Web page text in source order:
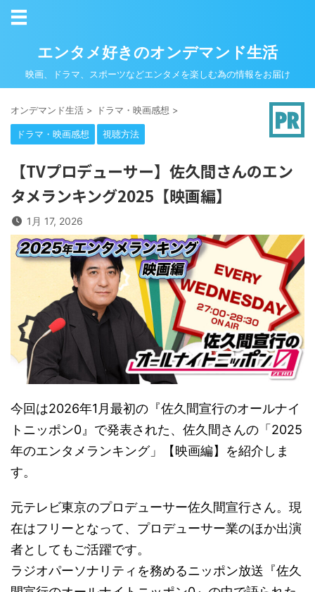
エンタメ好きのオンデマンド生活
映画、ドラマ、スポーツなどエンタメを楽しむ為の情報をお届け
オンデマンド生活 > ドラマ・映画感想 >
ドラマ・映画感想 視聴方法
【TVプロデューサー】佐久間さんのエン
タメランキング2025【映画編】
1月 17, 2026
今回は2026年1月最初の『佐久間宣行のオールナイ
トニッポン0』で発表された、佐久間さんの「2025
年のエンタメランキング」【映画編】を紹介しま
す。
元テレビ東京のプロデューサー佐久間宣行さん。現
在はフリーとなって、プロデューサー業のほか出演
者としてもご活躍です。
ラジオパーソナリティを務めるニッポン放送『佐久